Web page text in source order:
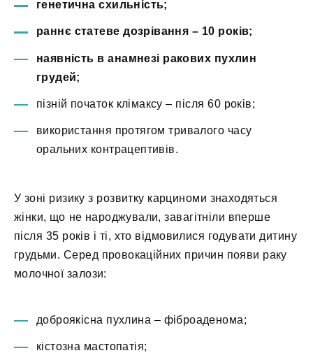
генетична схильність;
раннє статеве дозрівання – 10 років;
наявність в анамнезі ракових пухлин
грудей;
пізній початок клімаксу – після 60 років;
використання протягом тривалого часу
оральних контрацептивів.
У зоні ризику з розвитку карциноми знаходяться
жінки, що не народжували, завагітніли вперше
після 35 років і ті, хто відмовилися годувати дитину
грудьми. Серед провокаційних причин появи раку
молочної залози:
доброякісна пухлина – фіброаденома;
кістозна мастопатія;